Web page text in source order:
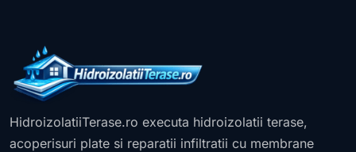
HidroizolatiiTerase.ro executa hidroizolatii terase,
acoperisuri plate si reparatii infiltratii cu membrane